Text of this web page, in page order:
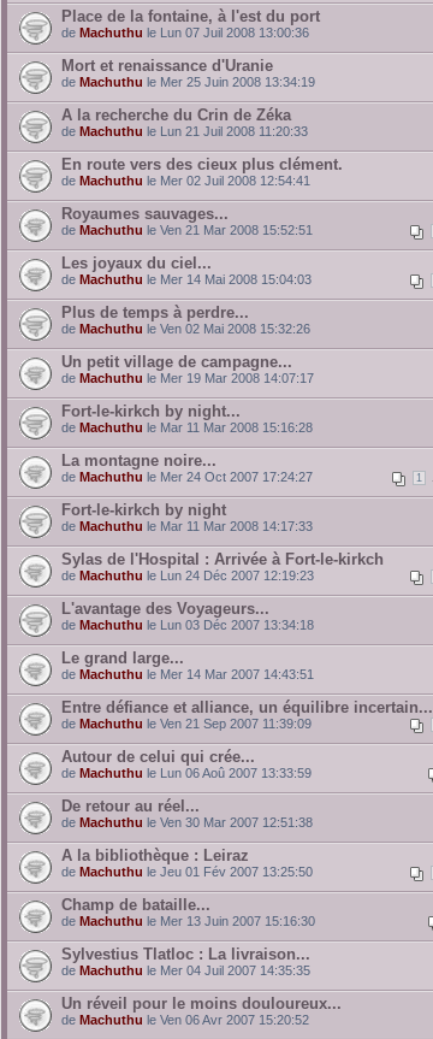
Place de la fontaine, à l'est du port
de Machuthu le Lun 07 Juil 2008 13:00:36
Mort et renaissance d'Uranie
de Machuthu le Mer 25 Juin 2008 13:34:19
A la recherche du Crin de Zéka
de Machuthu le Lun 21 Juil 2008 11:20:33
En route vers des cieux plus clément.
de Machuthu le Mer 02 Juil 2008 12:54:41
Royaumes sauvages...
de Machuthu le Ven 21 Mar 2008 15:52:51
Les joyaux du ciel...
de Machuthu le Mer 14 Mai 2008 15:04:03
Plus de temps à perdre...
de Machuthu le Ven 02 Mai 2008 15:32:26
Un petit village de campagne...
de Machuthu le Mer 19 Mar 2008 14:07:17
Fort-le-kirkch by night...
de Machuthu le Mar 11 Mar 2008 15:16:28
La montagne noire...
1
de Machuthu le Mer 24 Oct 2007 17:24:27
Fort-le-kirkch by night
de Machuthu le Mar 11 Mar 2008 14:17:33
Sylas de l'Hospital : Arrivée à Fort-le-kirkch
de Machuthu le Lun 24 Déc 2007 12:19:23
L'avantage des Voyageurs...
de Machuthu le Lun 03 Déc 2007 13:34:18
Le grand large...
de Machuthu le Mer 14 Mar 2007 14:43:51
Entre défiance et alliance, un équilibre incertain...
de Machuthu le Ven 21 Sep 2007 11:39:09
Autour de celui qui crée...
de Machuthu le Lun 06 Aoû 2007 13:33:59
De retour au réel...
de Machuthu le Ven 30 Mar 2007 12:51:38
A la bibliothèque : Leiraz
de Machuthu le Jeu 01 Fév 2007 13:25:50
Champ de bataille...
de Machuthu le Mer 13 Juin 2007 15:16:30
Sylvestius Tlatloc : La livraison...
de Machuthu le Mer 04 Juil 2007 14:35:35
Un réveil pour le moins douloureux...
de Machuthu le Ven 06 Avr 2007 15:20:52